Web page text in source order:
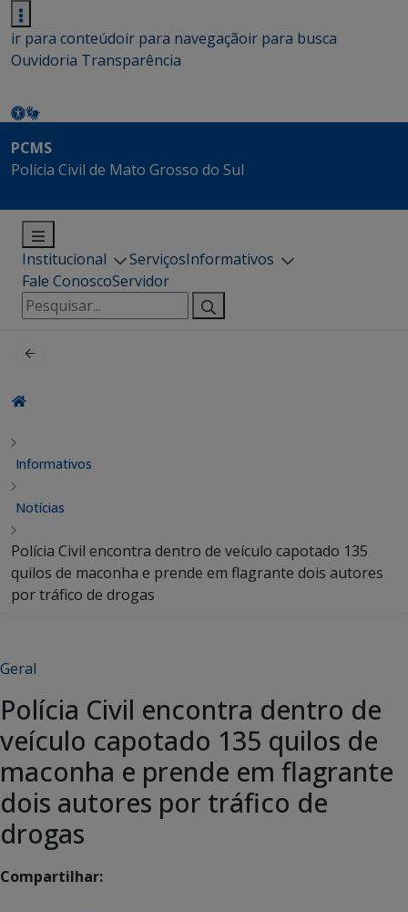
ir para conteúdoir para navegaçãoir para busca
Ouvidoria Transparência
PCMS
Polícia Civil de Mato Grosso do Sul
Institucional ServiçosInformativos
Fale ConoscoServidor
Pesquisar
por:
Informativos
Notícias
Polícia Civil encontra dentro de veículo capotado 135
quilos de maconha e prende em flagrante dois autores
por tráfico de drogas
Geral
Polícia Civil encontra dentro de
veículo capotado 135 quilos de
maconha e prende em flagrante
dois autores por tráfico de
drogas
Compartilhar: